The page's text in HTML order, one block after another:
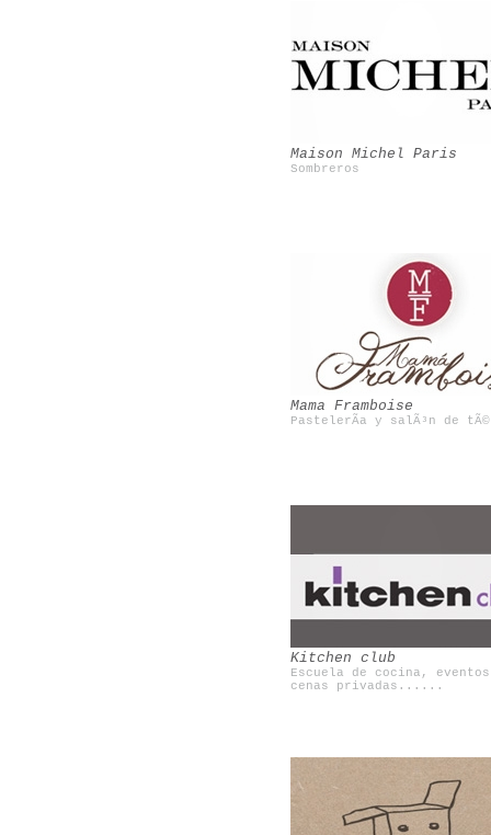
Maison Michel Paris
Sombreros
Nacho Aguayo
Mama Framboise
PastelerÃ­a y salÃ³n de tÃ©
Jorge AcuÃ±a
Kitchen club
Escuela de cocina,
cenas privadas......
Olivia te cuida